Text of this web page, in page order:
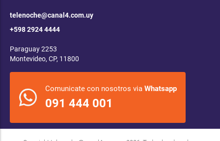
telenoche@canal4.com.uy
+598 2924 4444
Paraguay 2253
Montevideo, CP, 11800
Comunicate con nosotros via Whatsapp
091 444 001